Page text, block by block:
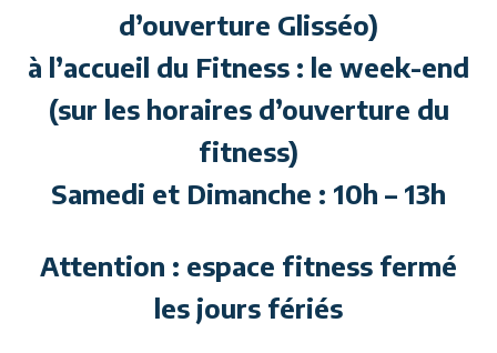
d’ouverture Glisséo)
à l’accueil du Fitness : le week-end
(sur les horaires d’ouverture du
fitness)
Samedi et Dimanche : 10h – 13h
Attention : espace fitness fermé
les jours fériés